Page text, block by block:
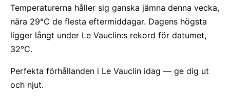
Temperaturerna håller sig ganska jämna denna vecka,
nära 29°C de flesta eftermiddagar. Dagens högsta
ligger långt under Le Vauclin:s rekord för datumet,
32°C.
Perfekta förhållanden i Le Vauclin idag — ge dig ut
och njut.